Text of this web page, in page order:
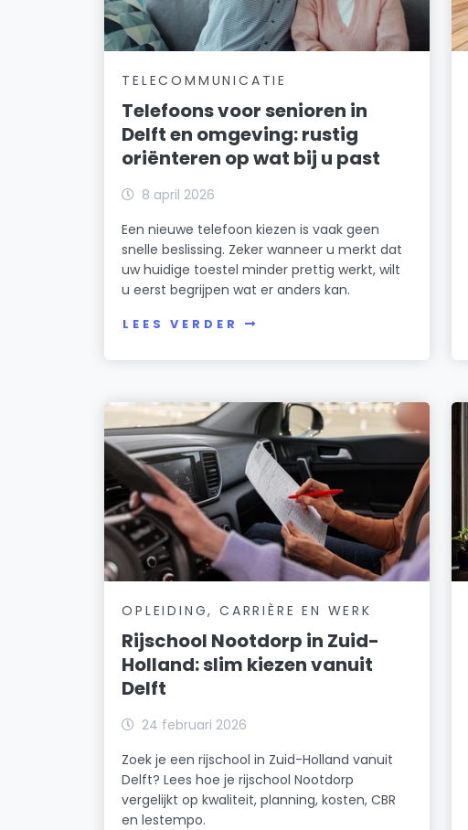
TELECOMMUNICATIE
Telefoons voor senioren in
Delft en omgeving: rustig
oriënteren op wat bij u past
8 april 2026
Een nieuwe telefoon kiezen is vaak geen
snelle beslissing. Zeker wanneer u merkt dat
uw huidige toestel minder prettig werkt, wilt
u eerst begrijpen wat er anders kan.
LEES VERDER
OPLEIDING, CARRIÈRE EN WERK
Rijschool Nootdorp in Zuid-
Holland: slim kiezen vanuit
Delft
24 februari 2026
Zoek je een rijschool in Zuid-Holland vanuit
Delft? Lees hoe je rijschool Nootdorp
vergelijkt op kwaliteit, planning, kosten, CBR
en lestempo.